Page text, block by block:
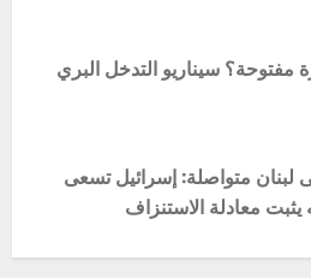
سيناريو التدخل البري
متواصلة: إسرائيل تسعى
معادلة الاستنزاف